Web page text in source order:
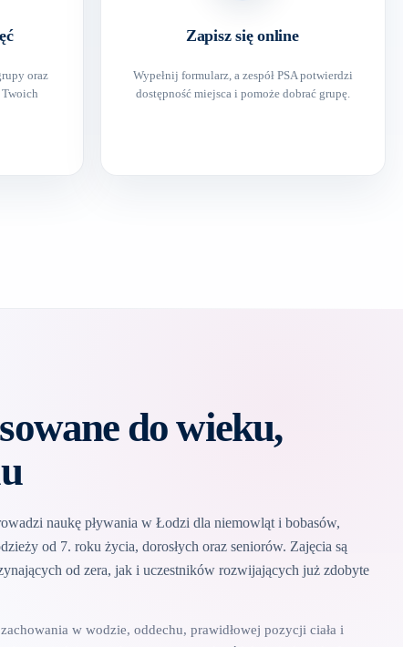
oraz
Zapisz się online
Wypełnij formularz, a zespół PSA potwierdzi
dostępność miejsca i pomoże dobrać grupę.
do wieku,
naukę pływania w Łodzi dla niemowląt i bobasów,
od 7. roku życia, dorosłych oraz seniorów. Zajęcia są
od zera, jak i uczestników rozwijających już zdobyte
w wodzie, oddechu, prawidłowej pozycji ciała i